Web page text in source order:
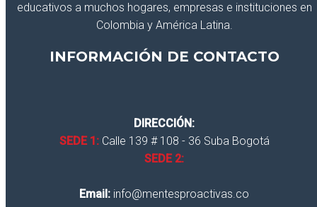
educativos a muchos hogares, empresas e instituciones en
Colombia y América Latina.
INFORMACIÓN DE CONTACTO
DIRECCIÓN:
SEDE 1:Calle 139 # 108 - 36 Suba Bogotá
SEDE 2:
Email: info@mentesproactivas.co